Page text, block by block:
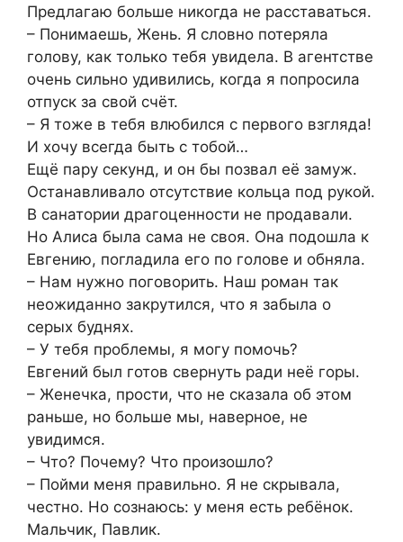
Предлагаю больше никогда не расставаться.
– Понимаешь, Жень. Я словно потеряла
голову, как только тебя увидела. В агентстве
очень сильно удивились, когда я попросила
отпуск за свой счёт.
– Я тоже в тебя влюбился с первого взгляда!
И хочу всегда быть с тобой…
Ещё пару секунд, и он бы позвал её замуж.
Останавливало отсутствие кольца под рукой.
В санатории драгоценности не продавали.
Но Алиса была сама не своя. Она подошла к
Евгению, погладила его по голове и обняла.
– Нам нужно поговорить. Наш роман так
неожиданно закрутился, что я забыла о
серых буднях.
– У тебя проблемы, я могу помочь?
Евгений был готов свернуть ради неё горы.
– Женечка, прости, что не сказала об этом
раньше, но больше мы, наверное, не
увидимся.
– Что? Почему? Что произошло?
– Пойми меня правильно. Я не скрывала,
честно. Но сознаюсь: у меня есть ребёнок.
Мальчик, Павлик.